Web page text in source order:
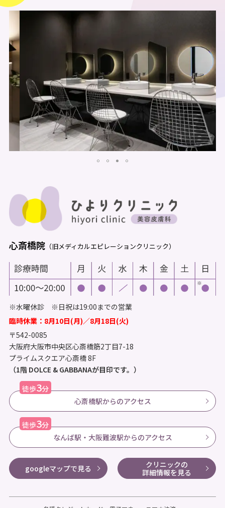
心斎橋院 （旧メディカルエピレーションクリニック）
※水曜休診 ※日祝は19:00までの営業
臨時休業：8月10日(月)／8月18日(火)
〒542-0085
大阪府大阪市中央区心斎橋筋2丁目7-18
プライムスクエア心斎橋 8F
（1階 DOLCE & GABBANAが目印です。）
徒歩3分
心斎橋駅からのアクセス
徒歩3分
なんば駅・大阪難波駅からのアクセス
googleマップで見る
クリニックの
詳細情報を見る